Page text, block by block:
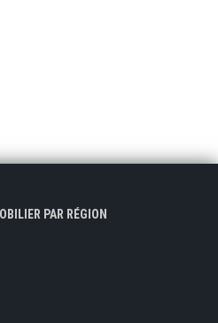
PAR RÉGION